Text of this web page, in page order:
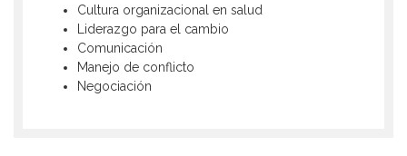
Cultura organizacional en salud
Liderazgo para el cambio
Comunicación
Manejo de conflicto
Negociación